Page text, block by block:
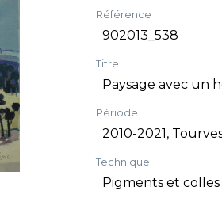
Référence
902013_538
Titre
Paysage avec un
Période
2010-2021,
Technique
Pigments et